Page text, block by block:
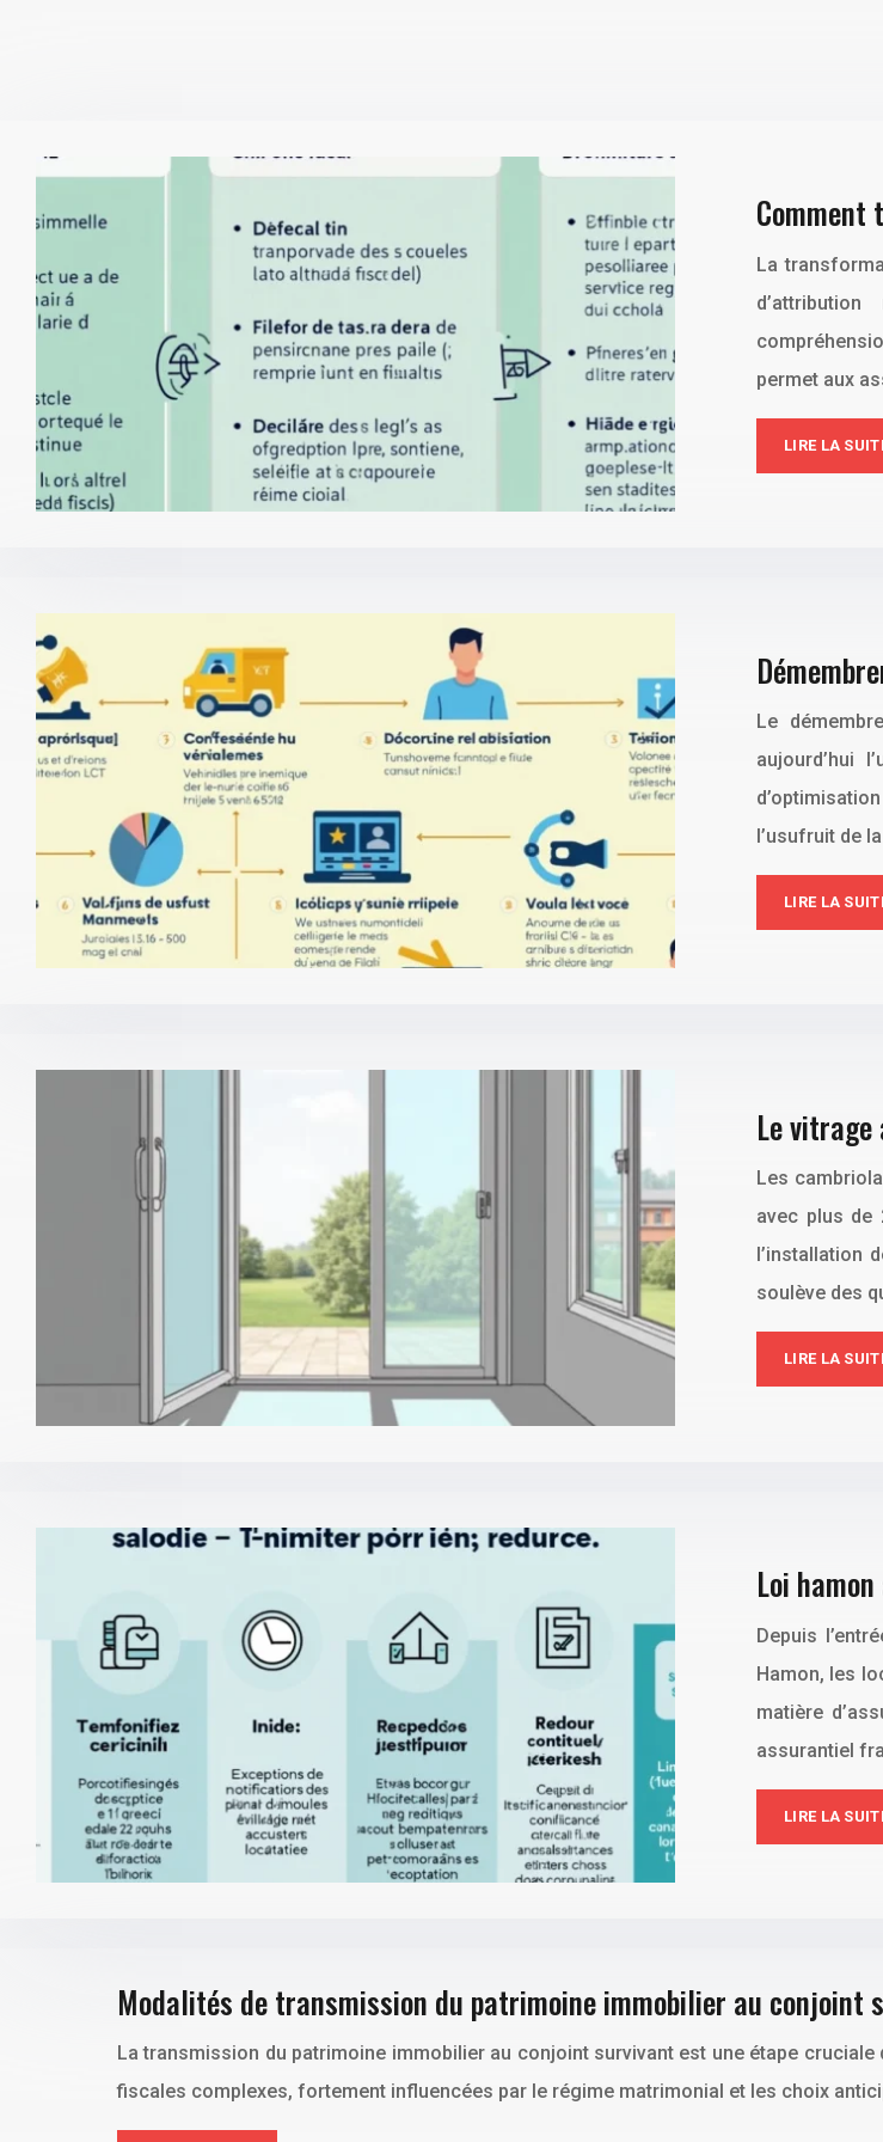
Comment
La
permet aux
LIRE LA
Le
aujourd’hui
l’usufruit de
LIRE LA
Le
Les
avec plus de
l’installation
soulève des
LIRE LA
Loi
Depuis
Hamon, les
matière
assurantiel
LIRE LA
Modalités de transmission du patrimoine immobilier au conjoint
La transmission du patrimoine immobilier au conjoint survivant est une étape
fiscales complexes, fortement influencées par le régime matrimonial et les choix